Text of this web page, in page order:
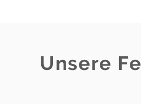
Unsere